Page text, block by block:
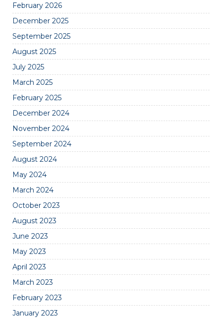
February 2026
December 2025
September 2025
August 2025
July 2025
March 2025
February 2025
December 2024
November 2024
September 2024
August 2024
May 2024
March 2024
October 2023
August 2023
June 2023
May 2023
April 2023
March 2023
February 2023
January 2023